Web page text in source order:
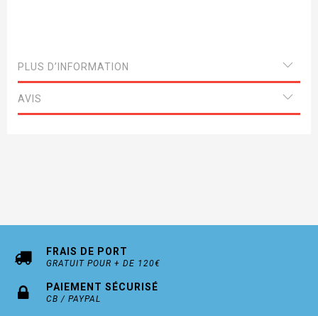
PLUS D’INFORMATION
AVIS
FRAIS DE PORT
GRATUIT POUR + DE 120€
PAIEMENT SÉCURISÉ
CB / PAYPAL